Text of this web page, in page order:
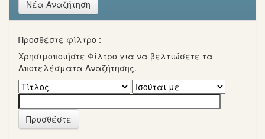
Νέα Αναζήτηση
Προσθέστε φίλτρο :
Χρησιμοποιήστε Φίλτρο για να βελτιώσετε τα
Αποτελέσματα Αναζήτησης.